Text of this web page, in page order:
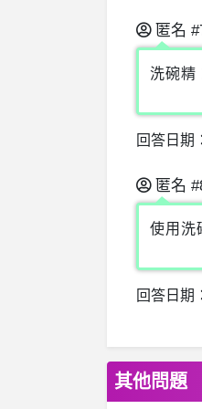
匿名
洗碗精
回答日期
匿名
使用洗
回答日期
其他問題